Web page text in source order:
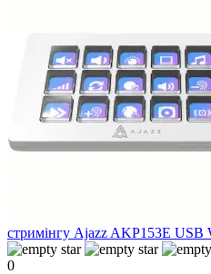
стримінгу Ajazz AKP153E
0